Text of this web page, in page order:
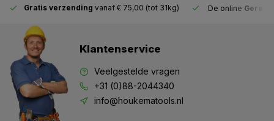
Gratis verzending vanaf € 75,00 (tot 31kg) De online
Klantenservice
Veelgestelde vragen
+31 (0)88-2044340
info@houkematools.nl